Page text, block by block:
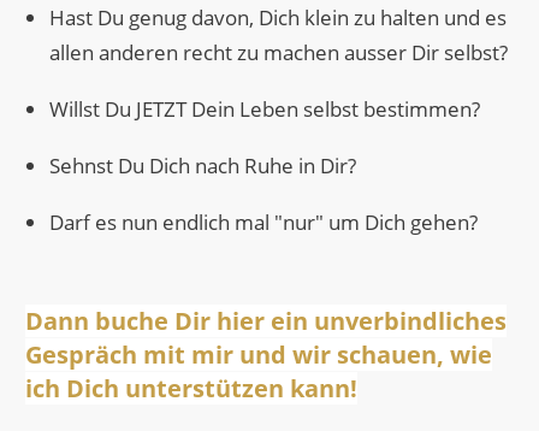
Hast Du genug davon, Dich klein zu halten und es
allen anderen recht zu machen ausser Dir selbst?
Willst Du JETZT Dein Leben selbst bestimmen?
Sehnst Du Dich nach Ruhe in Dir?
Darf es nun endlich mal "nur" um Dich gehen?
Dann buche Dir hier ein unverbindliches
Gespräch mit mir und wir schauen, wie
ich Dich unterstützen kann!